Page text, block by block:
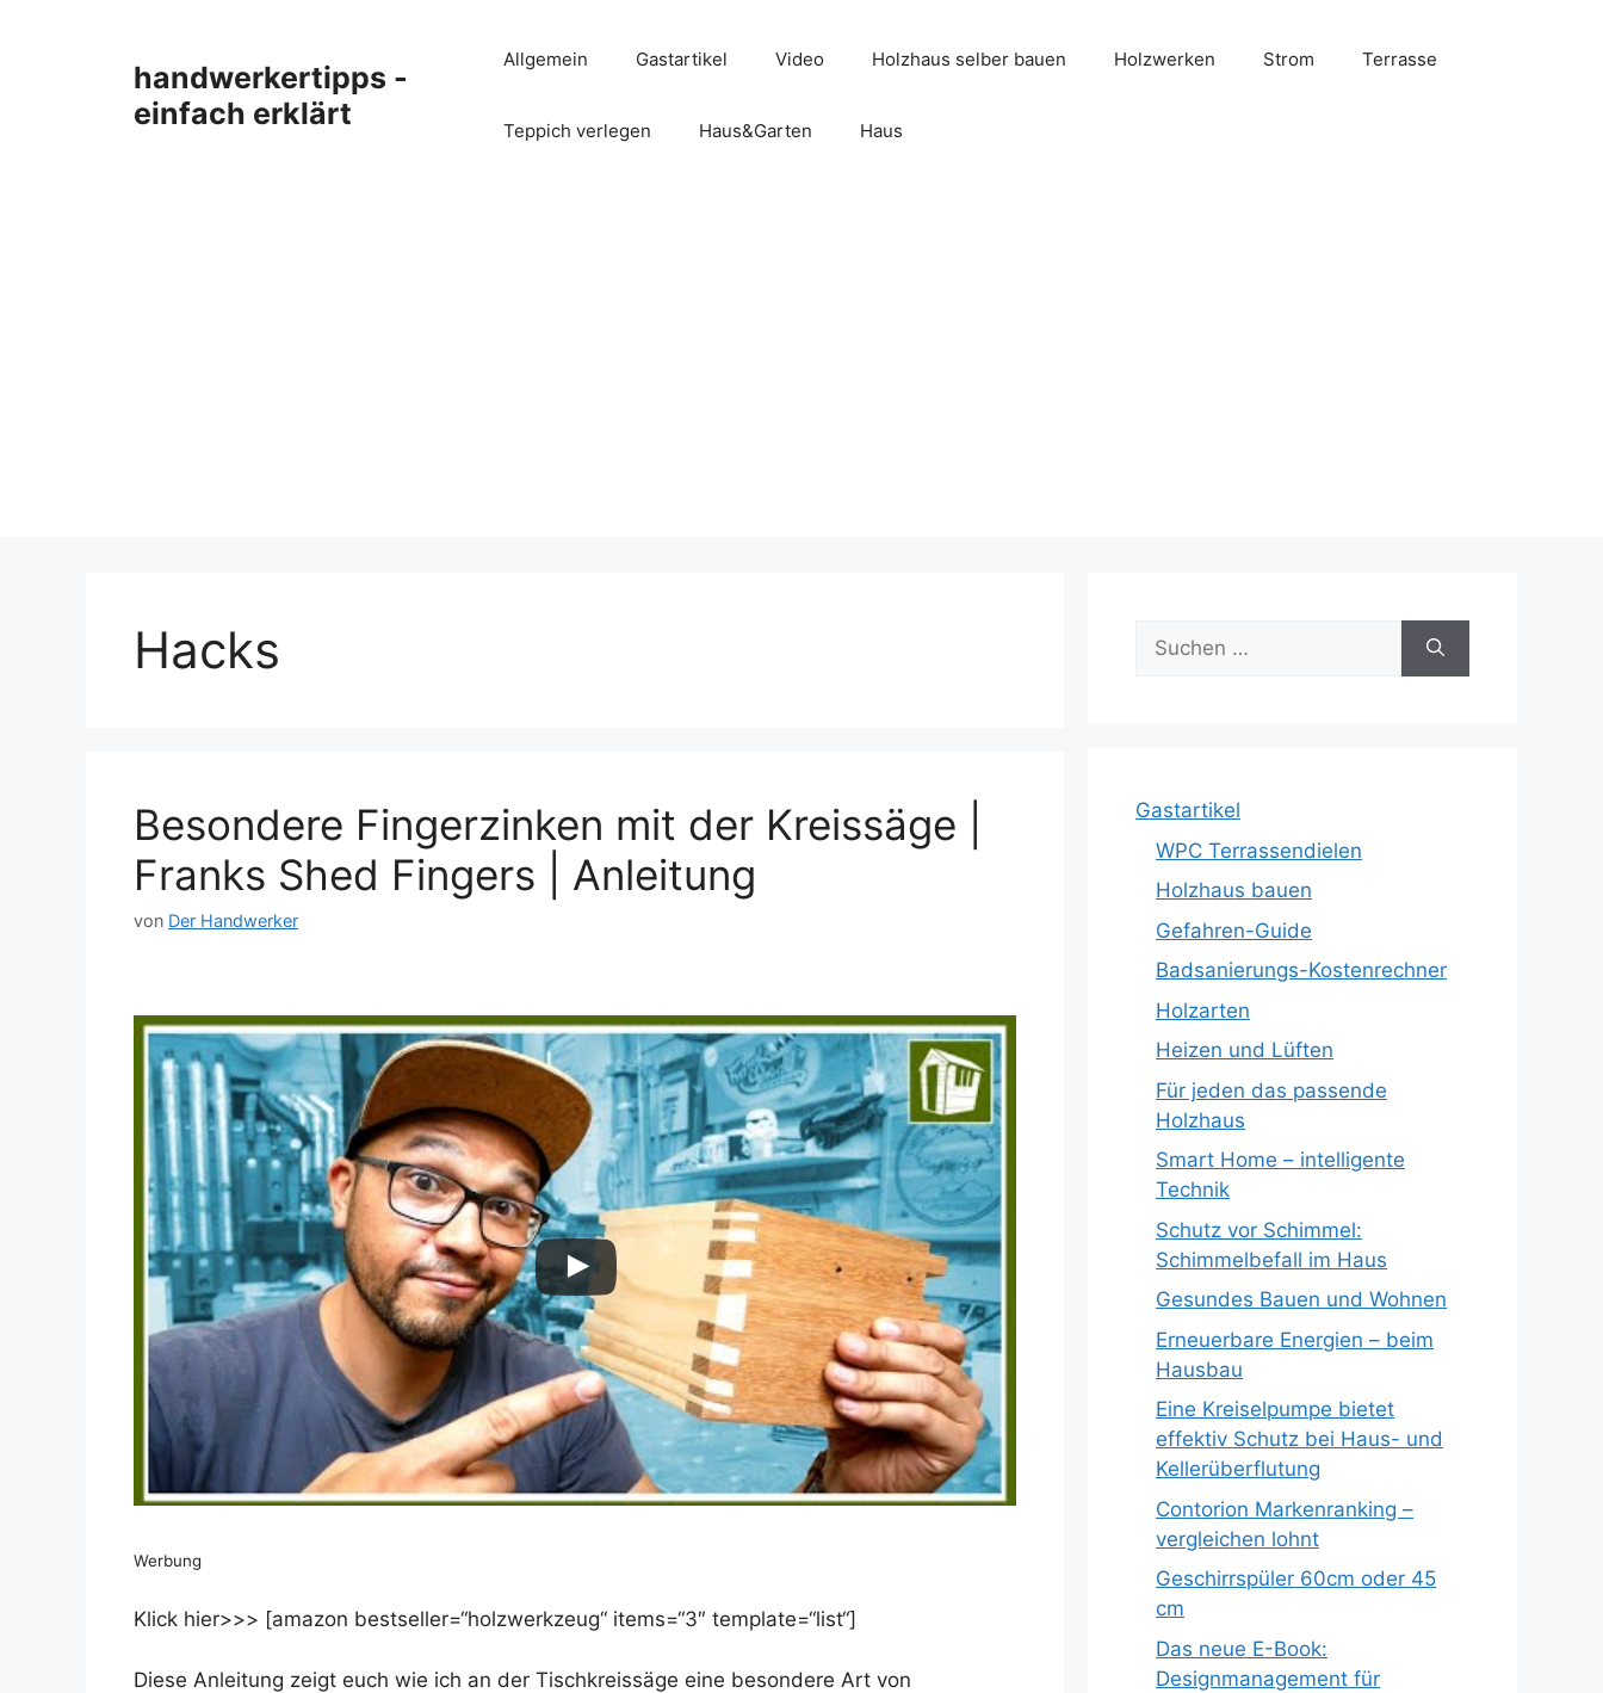
handwerkertipps -
einfach erklärt
Allgemein Gastartikel Video Holzhaus selber bauen Holzwerken Strom Terrasse
Teppich verlegen Haus&Garten Haus
Hacks
Besondere Fingerzinken mit der Kreissäge |
Franks Shed Fingers | Anleitung
von Der Handwerker
Dieses Video auf YouTube ansehen
Werbung
Klick hier>>> [amazon bestseller=“holzwerkzeug“ items=“3″ template=“list“]
Diese Anleitung zeigt euch wie ich an der Tischkreissäge eine besondere Art von
Suche
nach:
Gastartikel
WPC Terrassendielen
Holzhaus bauen
Gefahren-Guide
Badsanierungs-Kostenrechner
Holzarten
Heizen und Lüften
Für jeden das passende
Holzhaus
Smart Home – intelligente
Technik
Schutz vor Schimmel:
Schimmelbefall im Haus
Gesundes Bauen und Wohnen
Erneuerbare Energien – beim
Hausbau
Eine Kreiselpumpe bietet
effektiv Schutz bei Haus- und
Kellerüberflutung
Contorion Markenranking –
vergleichen lohnt
Geschirrspüler 60cm oder 45
cm
Das neue E-Book:
Designmanagement für